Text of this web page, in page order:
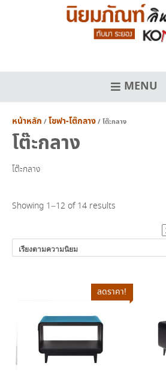
MENU
หน้าหลัก /โซฟา-โต๊กลาง/ โต๊ะกลาง
โต๊ะกลาง
โต๊ะกลาง
Showing 1–12 of 14 results
popularity
ลดราคา!